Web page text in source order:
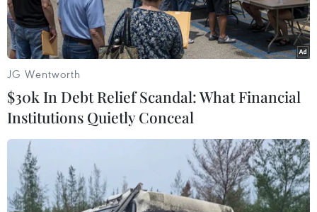
(Ảnh minh họa. Tuấn Anh/TXTVN)
JG Wentworth
$30k In Debt Relief Scandal: What Financial
Institutions Quietly Conceal